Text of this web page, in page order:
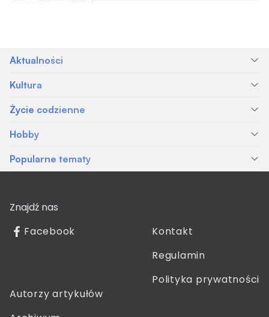
Aktualności
Kultura
Życie codzienne
Hobby
Popularne tematy
Znajdź nas
Facebook
Kontakt
Regulamin
Polityka prywatności
Autorzy artykułów